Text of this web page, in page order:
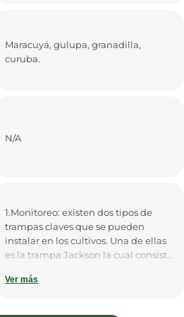
Maracuyá, gulupa, granadilla,
curuba.
N/A
1.Monitoreo: existen dos tipos de
trampas claves que se pueden
instalar en los cultivos. Una de ellas
es la trampa Jackson la cual consiste
con una feromona atrayente
Ver más